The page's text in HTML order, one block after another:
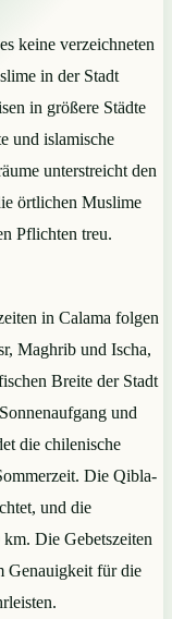
keine verzeichneten
in der Stadt
in größere Städte
und islamische
unterstreicht den
örtlichen Muslime
Pflichten treu.
in Calama folgen
Maghrib und Ischa,
Breite der Stadt
und
die chilenische
Die Qibla-
und die
Die Gebetszeiten
Genauigkeit für die